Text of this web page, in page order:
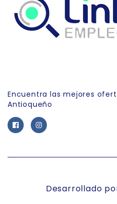
Encuentra las mejores
Antioqueño
Desarrollado